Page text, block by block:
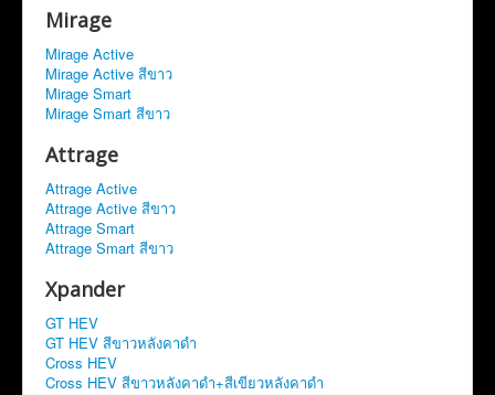
Mirage
Mirage Active
Mirage Active สีขาว
Mirage Smart
Mirage Smart สีขาว
Attrage
Attrage Active
Attrage Active สีขาว
Attrage Smart
Attrage Smart สีขาว
Xpander
GT HEV
GT HEV สีขาวหลังคาดำ
Cross HEV
Cross HEV สีขาวหลังคาดำ+สีเขียวหลังคาดำ